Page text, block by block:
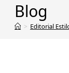
Blog
> Editorial